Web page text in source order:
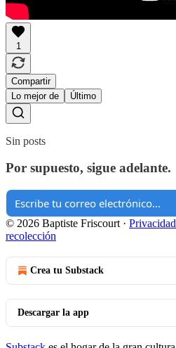
1
Compartir
Lo mejor de
Último
Sin posts
Por supuesto, sigue adelante.
© 2026 Baptiste Friscourt · Privacidad
recolección
Crea tu Substack
Descargar la app